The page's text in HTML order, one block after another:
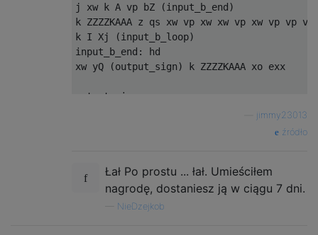
j xw k A vp bZ (input_b_end)
k ZZZZKAAA z qs xw vp xw xw vp xw vp vp vp
k I Xj (input_b_loop)
input_b_end: hd
xw yQ (output_sign) k ZZZZKAAA xo exx
output_sign:
qs yQ (output_sign_end) k ZZZZK xo
xw xw z qs
xw bZ { xw k I z xw Xj }
qs xw bZ { vp qs xw Xj } hd
jimmy23013
źródło
Łał Po prostu ... łał. Umieściłem
nagrodę, dostaniesz ją w ciągu 7 dni.
NieDzejkob